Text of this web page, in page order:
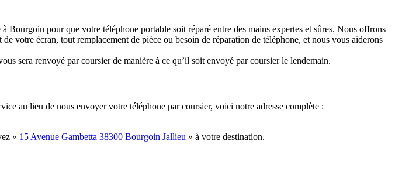
pour que votre téléphone portable soit réparé entre des mains expertes et sûres. Nous offrons
votre écran, tout remplacement de pièce ou besoin de réparation de téléphone, et nous vous aiderons
sera renvoyé par coursier de manière à ce qu’il soit envoyé par coursier le lendemain.
au lieu de nous envoyer votre téléphone par coursier, voici notre adresse complète :
« 15 Avenue Gambetta 38300 Bourgoin Jallieu » à votre destination.